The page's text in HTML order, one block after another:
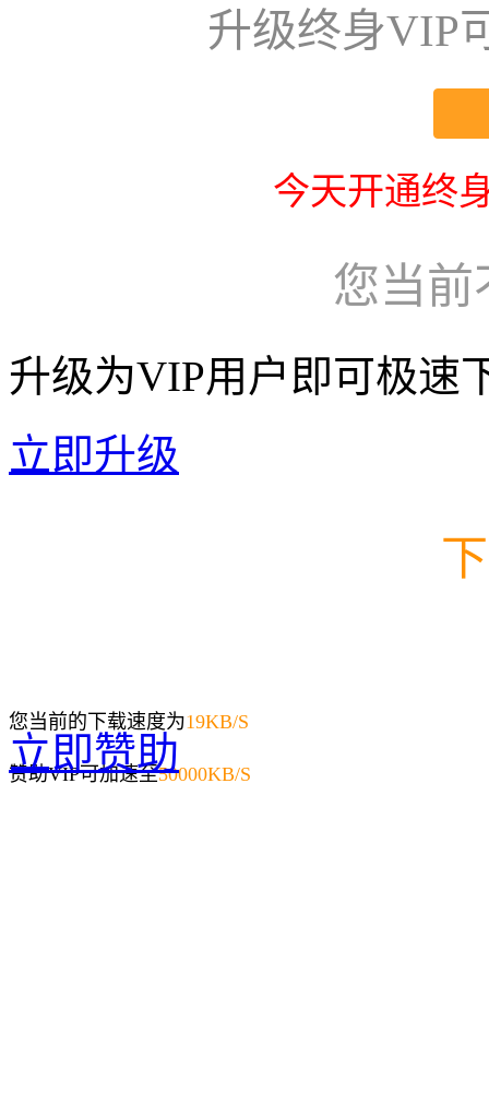
升级终身VIP
今天开通终
您当前
升级为VIP用户即可极速
立即升级
您当前的下载速度为19KB/S
赞助VIP可加速至50000KB/S
立即赞助